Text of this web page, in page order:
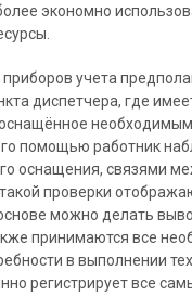
экономно
учета
диспетчера, где
помощью работник
оснащения, связями
проверки
можно делать
принимаются все
в выполнении
регистрирует все